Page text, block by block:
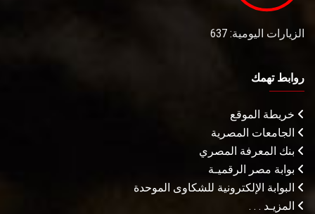
الزيارات اليومية: 637
روابط تهمك
خريطة الموقع
الجامعات المصرية
بنك المعرفة المصري
بوابة مصر الرقميـة
البوابة الإلكترونية للشكاوى الموحدة
المزيـد . . .